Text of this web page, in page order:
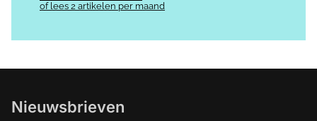
of lees 2 artikelen per maand
Nieuwsbrieven